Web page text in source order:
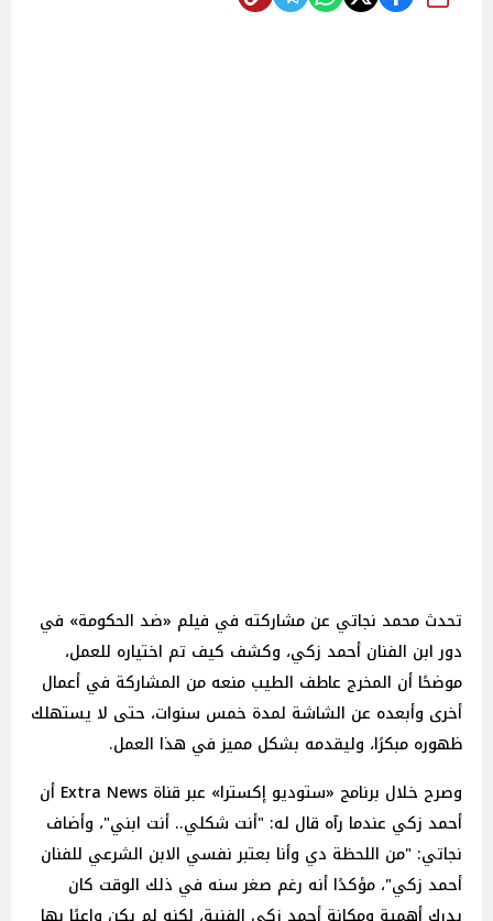
تحدث محمد نجاتي عن مشاركته في فيلم «ضد الحكومة» في
دور ابن الفنان أحمد زكي، وكشف كيف تم اختياره للعمل،
موضحًا أن المخرج عاطف الطيب منعه من المشاركة في أعمال
أخرى وأبعده عن الشاشة لمدة خمس سنوات، حتى لا يستهلك
ظهوره مبكرًا، وليقدمه بشكل مميز في هذا العمل.
وصرح خلال برنامج «ستوديو إكسترا» عبر قناة Extra News أن
أحمد زكي عندما رآه قال له: "أنت شكلي.. أنت ابني"، وأضاف
نجاتي: "من اللحظة دي وأنا بعتبر نفسي الابن الشرعي للفنان
أحمد زكي"، مؤكدًا أنه رغم صغر سنه في ذلك الوقت كان